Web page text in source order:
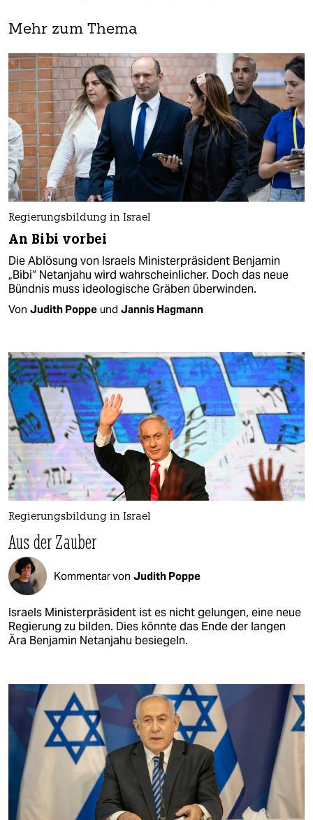
Mehr zum Thema
Regierungsbildung in Israel
An Bibi vorbei
Die Ablösung von Israels Ministerpräsident Benjamin
„Bibi“ Netanjahu wird wahrscheinlicher. Doch das neue
Bündnis muss ideologische Gräben überwinden.
Von Judith Poppe und Jannis Hagmann
Regierungsbildung in Israel
Aus der Zauber
Kommentar von Judith Poppe
Israels Ministerpräsident ist es nicht gelungen, eine neue
Regierung zu bilden. Dies könnte das Ende der langen
Ära Benjamin Netanjahu besiegeln.